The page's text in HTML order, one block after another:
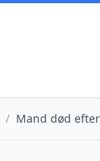
/ Mand død